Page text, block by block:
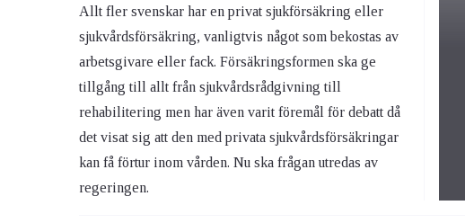
Allt fler svenskar har en privat sjukförsäkring eller
sjukvårdsförsäkring, vanligtvis något som bekostas av
arbetsgivare eller fack. Försäkringsformen ska ge
tillgång till allt från sjukvårdsrådgivning till
rehabilitering men har även varit föremål för debatt då
det visat sig att den med privata sjukvårdsförsäkringar
kan få förtur inom vården. Nu ska frågan utredas av
regeringen.